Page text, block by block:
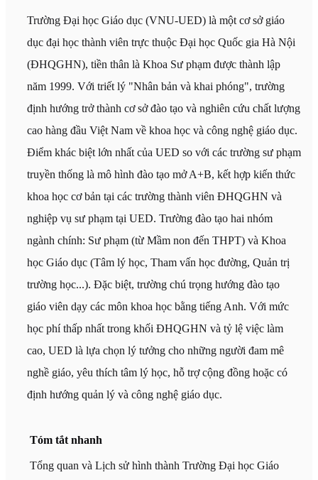
Trường Đại học Giáo dục (VNU-UED) là một cơ sở giáo
dục đại học thành viên trực thuộc Đại học Quốc gia Hà Nội
(ĐHQGHN), tiền thân là Khoa Sư phạm được thành lập
năm 1999. Với triết lý "Nhân bản và khai phóng", trường
định hướng trở thành cơ sở đào tạo và nghiên cứu chất lượng
cao hàng đầu Việt Nam về khoa học và công nghệ giáo dục.
Điểm khác biệt lớn nhất của UED so với các trường sư phạm
truyền thống là mô hình đào tạo mở A+B, kết hợp kiến thức
khoa học cơ bản tại các trường thành viên ĐHQGHN và
nghiệp vụ sư phạm tại UED. Trường đào tạo hai nhóm
ngành chính: Sư phạm (từ Mầm non đến THPT) và Khoa
học Giáo dục (Tâm lý học, Tham vấn học đường, Quản trị
trường học...). Đặc biệt, trường chú trọng hướng đào tạo
giáo viên dạy các môn khoa học bằng tiếng Anh. Với mức
học phí thấp nhất trong khối ĐHQGHN và tỷ lệ việc làm
cao, UED là lựa chọn lý tưởng cho những người đam mê
nghề giáo, yêu thích tâm lý học, hỗ trợ cộng đồng hoặc có
định hướng quản lý và công nghệ giáo dục.
Tóm tắt nhanh
Tổng quan và Lịch sử hình thành Trường Đại học Giáo